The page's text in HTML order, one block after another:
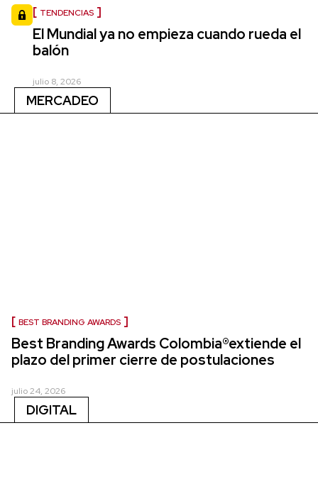
TENDENCIAS
El Mundial ya no empieza cuando rueda el
balón
julio 8, 2026
MERCADEO
BEST BRANDING AWARDS
Best Branding Awards Colombia®extiende el
plazo del primer cierre de postulaciones
julio 24, 2026
DIGITAL